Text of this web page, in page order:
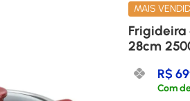
MAIS
Frigideira
28cm
R$
Com